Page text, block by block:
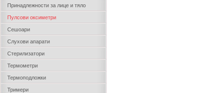
Принадлежности за лице и тяло
Пулсови оксиметри
Сешоари
Слухови апарати
Стерилизатори
Термометри
Термоподложки
Тримери